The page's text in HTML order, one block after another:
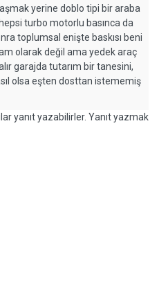
yerine doblo tipi bir araba
turbo motorlu basınca da
toplumsal enişte baskısı beni
olarak değil ama yedek araç
garajda tutarım bir tanesini,
olsa eşten dosttan istememiş
yanıt yazabilirler. Yanıt yazmak